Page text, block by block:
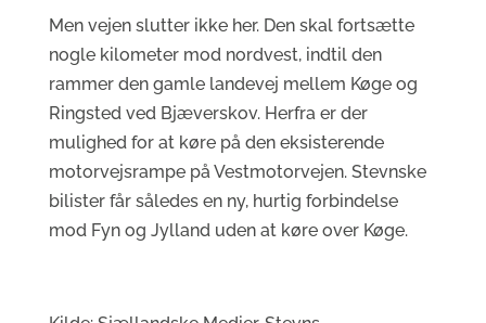
Men vejen slutter ikke her. Den skal fortsætte
nogle kilometer mod nordvest, indtil den
rammer den gamle landevej mellem Køge og
Ringsted ved Bjæverskov. Herfra er der
mulighed for at køre på den eksisterende
motorvejsrampe på Vestmotorvejen. Stevnske
bilister får således en ny, hurtig forbindelse
mod Fyn og Jylland uden at køre over Køge.